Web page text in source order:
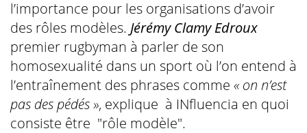
l’importance pour les organisations d’avoir
des rôles modèles. Jérémy Clamy Edroux
premier rugbyman à parler de son
homosexualité dans un sport où l’on entend à
l’entraînement des phrases comme « on n’est
pas des pédés », explique à INfluencia en quoi
consiste être "rôle modèle".